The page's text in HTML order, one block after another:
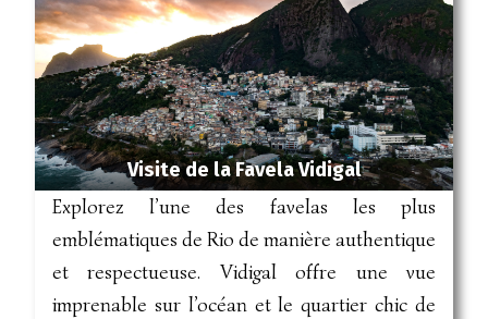
Visite de la Favela Vidigal
Explorez l’une des favelas les plus
emblématiques de Rio de manière authentique
et respectueuse. Vidigal offre une vue
imprenable sur l’océan et le quartier chic de